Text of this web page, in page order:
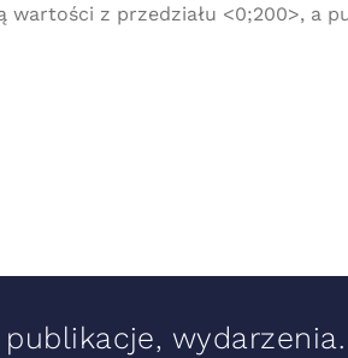
z przedziału <0;200>, a
wydarzenia.